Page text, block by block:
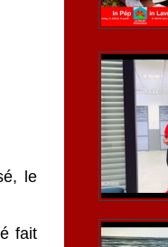
le
fait